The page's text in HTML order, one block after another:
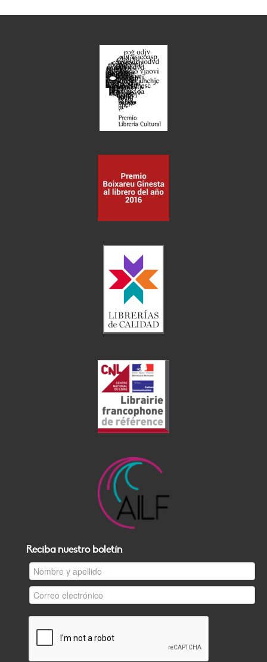
Reciba nuestro boletín